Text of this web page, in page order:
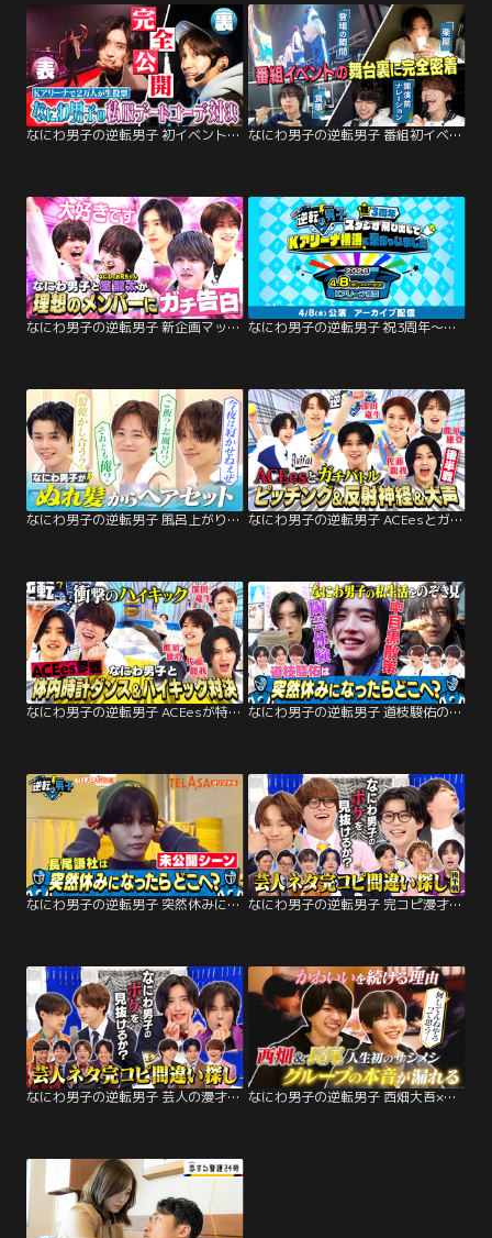
なにわ男子の逆転男子 初イベント裏側密着後半！私服デートコーデ対決裏も表も大公開！ なにわ男子の逆転男子 番組初イベント舞台裏に完全密着！楽屋の素顔＆初心LOVEコラボ
なにわ男子の逆転男子 新企画マッチング男子！お泊まり相手を匿名投票！ガチ本音トーク！ なにわ男子の逆転男子 祝3周年～スタジオ飛び出してKアリーナ横浜に来ちゃいました～【アーカイブ配信】
なにわ男子の逆転男子 風呂上がりヘアセット対決！濡れ髪から目黒蓮を完全再現！ なにわ男子の逆転男子 ACEesとガチ5番勝負完結編！道枝、大声で赤っ恥！？
なにわ男子の逆転男子 ACEesが特技で殴り込み！シンバルキックでまさかの事件！？ なにわ男子の逆転男子 道枝駿佑の休日に密着！日用品を買い物…リアルすぎる素顔放出
なにわ男子の逆転男子 突然休みになったらどこへ行く？長尾謙杜編【未公開映像】 なにわ男子の逆転男子 完コピ漫才後半戦！マユリカ＆東京ホテイソンにガチ挑戦！
なにわ男子の逆転男子 芸人の漫才を完コピ！忍ばせたなにわ男子のボケを見抜けるか？ なにわ男子の逆転男子 西畑大吾×長尾謙杜が初のサシメシ！「かわいい」をし続ける理由とは？